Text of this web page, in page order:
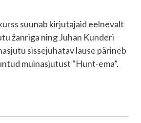
suunab kirjutajaid eelnevalt
žanriga ning Juhan Kunderi
sissejuhatav lause pärineb
muinasjutust “Hunt-ema”.